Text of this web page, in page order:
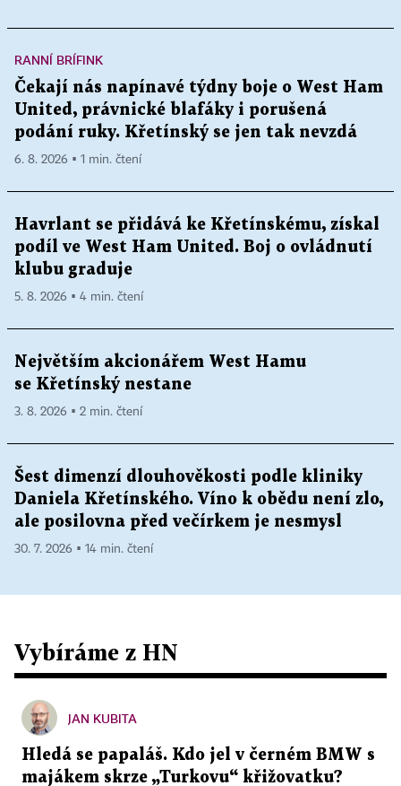
RANNÍ BRÍFINK
Čekají nás napínavé týdny boje o West Ham
United, právnické blafáky i porušená
podání ruky. Křetínský se jen tak nevzdá
6. 8. 2026 ▪ 1 min. čtení
Havrlant se přidává ke Křetínskému, získal
podíl ve West Ham United. Boj o ovládnutí
klubu graduje
5. 8. 2026 ▪ 4 min. čtení
Největším akcionářem West Hamu
se Křetínský nestane
3. 8. 2026 ▪ 2 min. čtení
Šest dimenzí dlouhověkosti podle kliniky
Daniela Křetínského. Víno k obědu není zlo,
ale posilovna před večírkem je nesmysl
30. 7. 2026 ▪ 14 min. čtení
Vybíráme z HN
JAN KUBITA
Hledá se papaláš. Kdo jel v černém BMW s
majákem skrze „Turkovu“ křižovatku?